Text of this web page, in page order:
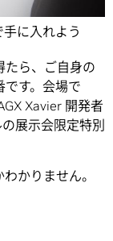
に入れよう
たら、ご自身の
す。会場で
Xavier 開発者
展示会限定特別
かりません。